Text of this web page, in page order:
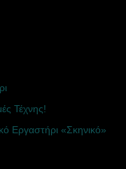
Τέχνης!
Εργαστήρι «Σκηνικό»